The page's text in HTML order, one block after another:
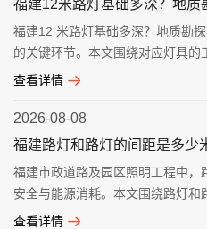
福建12米路灯基础多深？地质
福建12 米路灯基础多深？地质勘
的关键环节。本文围绕对应灯具的
查看详情
2026-08-08
福建路灯和路灯的间距是多少
福建市政道路及园区照明工程中
安全与能源消耗。本文围绕路灯和
查看详情